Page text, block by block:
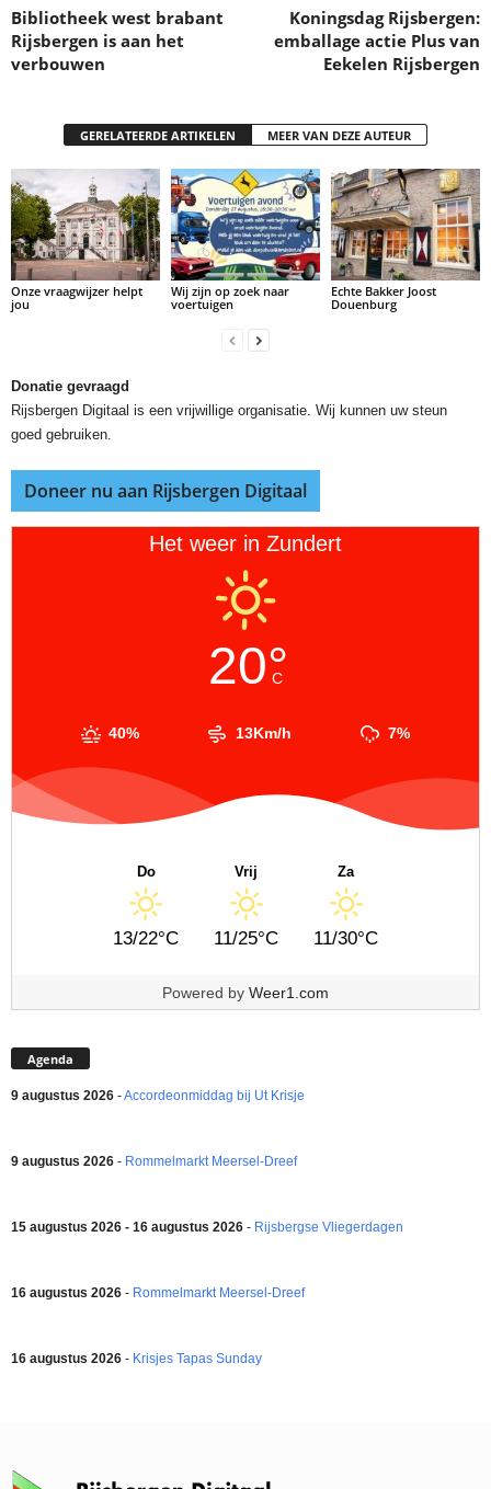
Bibliotheek west brabant
Rijsbergen is aan het
verbouwen
Koningsdag Rijsbergen:
emballage actie Plus van
Eekelen Rijsbergen
GERELATEERDE ARTIKELEN MEER VAN DEZE AUTEUR
Onze vraagwijzer helpt
jou
Wij zijn op zoek naar
voertuigen
Echte Bakker Joost
Douenburg
Donatie gevraagd
Rijsbergen Digitaal is een vrijwillige organisatie. Wij kunnen uw steun
goed gebruiken.
Doneer nu aan Rijsbergen Digitaal
Het weer in Zundert
20°
C
40% 13Km/h 7%
Do
13/22°C
Vrij
11/25°C
Za
11/30°C
Powered by Weer1.com
Agenda
9 augustus 2026 -Accordeonmiddag bij Ut Krisje
9 augustus 2026 - Rommelmarkt Meersel-Dreef
15 augustus 2026 - 16 augustus 2026 - Rijsbergse Vliegerdagen
16 augustus 2026 - Rommelmarkt Meersel-Dreef
16 augustus 2026 - Krisjes Tapas Sunday